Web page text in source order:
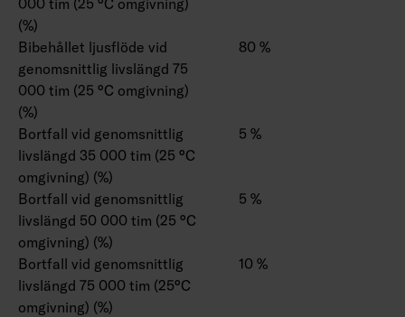
(%)
Bibehållet ljusflöde vid
genomsnittlig livslängd 75
000 tim (25 °C omgivning)
(%)
80 %
Bortfall vid genomsnittlig
livslängd 35 000 tim (25 °C
omgivning) (%)
5 %
Bortfall vid genomsnittlig
livslängd 50 000 tim (25 °C
omgivning) (%)
5 %
Bortfall vid genomsnittlig
livslängd 75 000 tim (25°C
omgivning) (%)
10 %